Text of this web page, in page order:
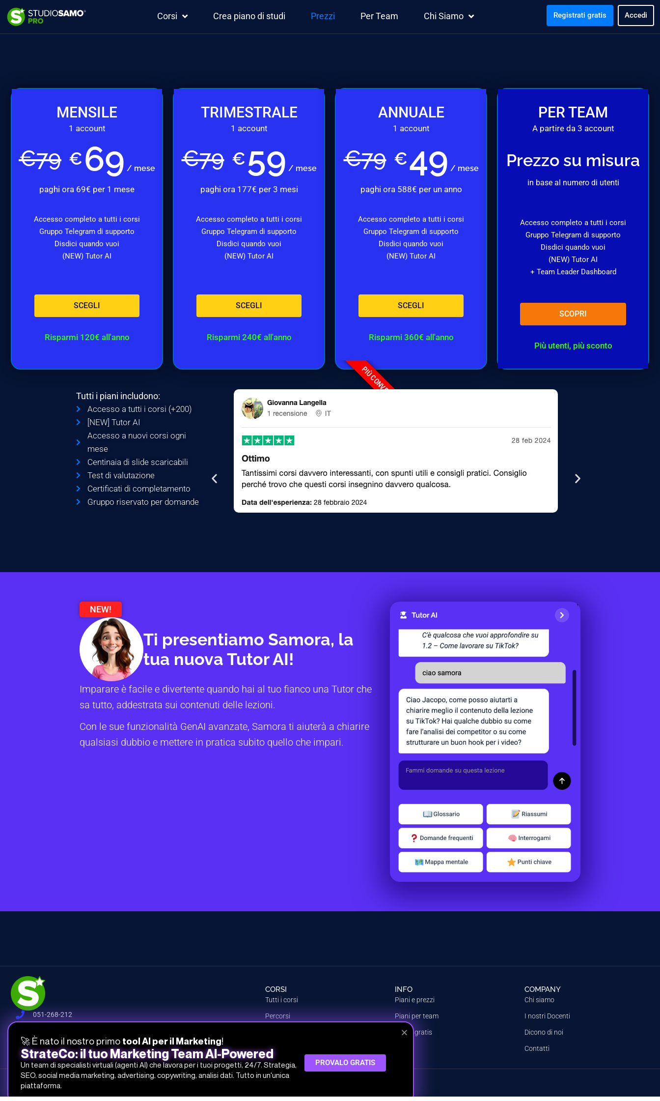
Corsi Crea piano di studi Prezzi Per Team Chi Siamo Registrati gratis Accedi
MENSILE
1 account
€79 €69 / mese
paghi ora 69€ per 1 mese
Accesso completo a tutti i corsi
Gruppo Telegram di supporto
Disdici quando vuoi
(NEW) Tutor AI
SCEGLI
Risparmi 120€ all'anno
TRIMESTRALE
1 account
€79 €59 / mese
paghi ora 177€ per 3 mesi
Accesso completo a tutti i corsi
Gruppo Telegram di supporto
Disdici quando vuoi
(NEW) Tutor AI
SCEGLI
Risparmi 240€ all'anno
ANNUALE
1 account
€79 €49 / mese
paghi ora 588€ per un anno
Accesso completo a tutti i corsi
Gruppo Telegram di supporto
Disdici quando vuoi
(NEW) Tutor AI
SCEGLI
Risparmi 360€ all'anno
PIÙ CONVENIENTE
PER TEAM
A partire da 3 account
Prezzo su misura
in base al numero di utenti
Accesso completo a tutti i corsi
Gruppo Telegram di supporto
Disdici quando vuoi
(NEW) Tutor AI
+ Team Leader Dashboard
SCOPRI
Più utenti, più sconto
Tutti i piani includono:
Accesso a tutti i corsi (+200)
[NEW] Tutor AI
Accesso a nuovi corsi ogni
mese
Centinaia di slide scaricabili
Test di valutazione
Certificati di completamento
Gruppo riservato per domande
NEW!
Ti presentiamo Samora, la
tua nuova Tutor AI!
Imparare è facile e divertente quando hai al tuo fianco una Tutor che
sa tutto, addestrata sui contenuti delle lezioni.
Con le sue funzionalità GenAI avanzate, Samora ti aiuterà a chiarire
qualsiasi dubbio e mettere in pratica subito quello che impari.
051-268-212
Via del Fonditore 12, 40138 Bologna
CORSI
Tutti i corsi
Percorsi
Crea il tuo piano
INFO
Piani e prezzi
Piani per team
Prova gratis
COMPANY
Chi siamo
I nostri Docenti
Dicono di noi
Contatti
Studio Samo Pro® è un marchio registrato di CENTRO STUDI SAMO SRL
REA-CCIAA BO 504674 – P.IVA e C.F.: 03259561201 – Capitale Sociale 30.000,00 € i.v.
🚀 È nato il nostro primo tool AI per il Marketing!
StrateCo: il tuo Marketing Team AI-Powered
Un team di specialisti virtuali (agenti AI) che lavora per i tuoi progetti, 24/7. Strategia,
SEO, social media marketing, advertising, copywriting, analisi dati. Tutto in un'unica
piattaforma.
PROVALO GRATIS